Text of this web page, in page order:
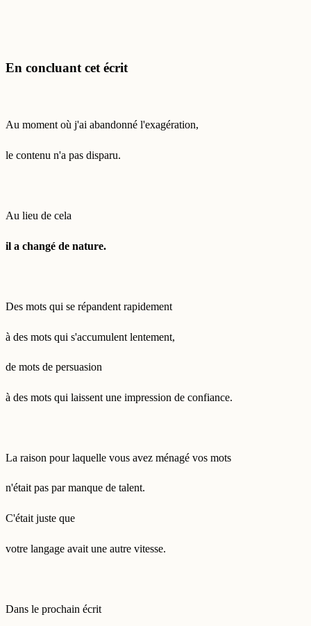
En concluant cet écrit
Au moment où j'ai abandonné l'exagération,
le contenu n'a pas disparu.
Au lieu de cela
il a changé de nature.
Des mots qui se répandent rapidement
à des mots qui s'accumulent lentement,
de mots de persuasion
à des mots qui laissent une impression de confiance.
La raison pour laquelle vous avez ménagé vos mots
n'était pas par manque de talent.
C'était juste que
votre langage avait une autre vitesse.
Dans le prochain écrit